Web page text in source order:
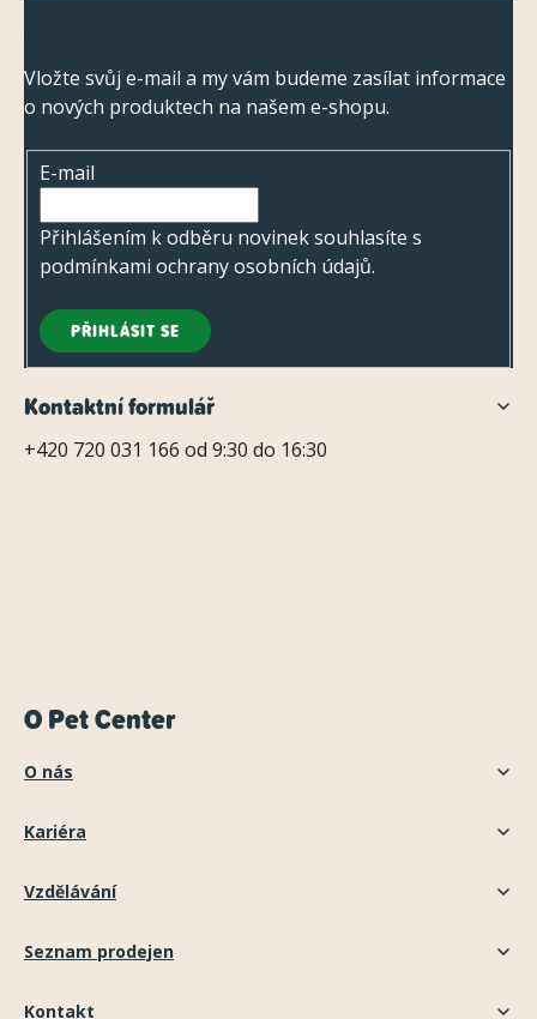
ý
p
i
Vložte svůj e-mail a my vám budeme zasílat informace
o nových produktech na našem e-shopu.
E-mail
Přihlášením k odběru novinek souhlasíte s
podmínkami ochrany osobních údajů.
PŘIHLÁSIT SE
Kontaktní formulář
+420 720 031 166 od 9:30 do 16:30
O Pet Center
O nás
Kariéra
Vzdělávání
Seznam prodejen
Kontakt